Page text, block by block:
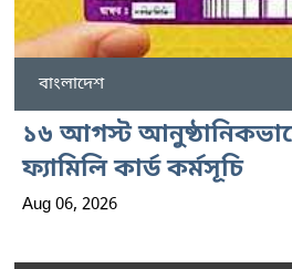
বাংলাদেশ
১৬ আগস্ট
ফ্যামিলি কার্ড কর্মসূচি
Aug 06, 2026